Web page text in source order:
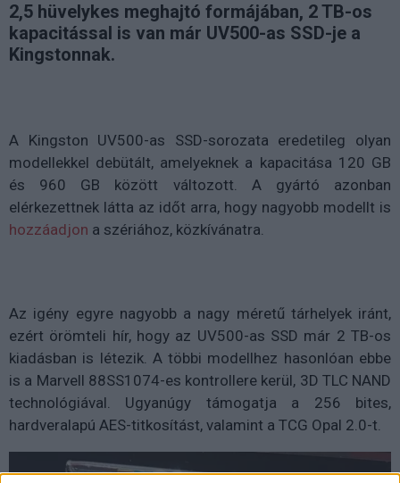
2,5 hüvelykes meghajtó formájában, 2 TB-os
kapacitással is van már UV500-as SSD-je a
Kingstonnak.
A Kingston UV500-as SSD-sorozata eredetileg olyan
modellekkel debütált, amelyeknek a kapacitása 120 GB
és 960 GB között változott. A gyártó azonban
elérkezettnek látta az időt arra, hogy nagyobb modellt is
hozzáadjon a szériához, közkívánatra.
Az igény egyre nagyobb a nagy méretű tárhelyek iránt,
ezért örömteli hír, hogy az UV500-as SSD már 2 TB-os
kiadásban is létezik. A többi modellhez hasonlóan ebbe
is a Marvell 88SS1074-es kontrollere kerül, 3D TLC NAND
technológiával. Ugyanúgy támogatja a 256 bites,
hardveralapú AES-titkosítást, valamint a TCG Opal 2.0-t.